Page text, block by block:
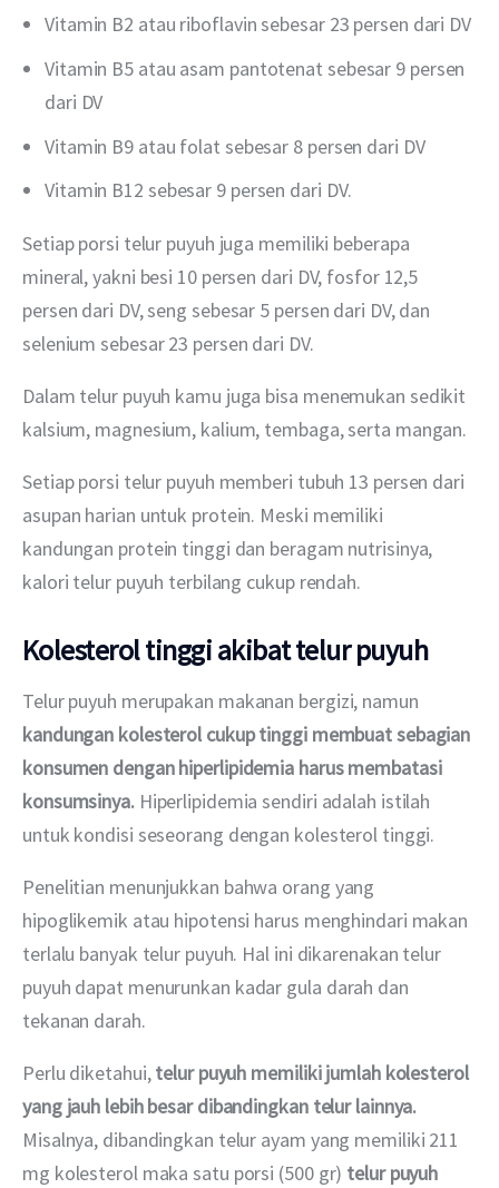
Vitamin B2 atau riboflavin sebesar 23 persen dari DV
Vitamin B5 atau asam pantotenat sebesar 9 persen
dari DV
Vitamin B9 atau folat sebesar 8 persen dari DV
Vitamin B12 sebesar 9 persen dari DV.
Setiap porsi telur puyuh juga memiliki beberapa
mineral, yakni besi 10 persen dari DV, fosfor 12,5
persen dari DV, seng sebesar 5 persen dari DV, dan
selenium sebesar 23 persen dari DV.
Dalam telur puyuh kamu juga bisa menemukan sedikit
kalsium, magnesium, kalium, tembaga, serta mangan.
Setiap porsi telur puyuh memberi tubuh 13 persen dari
asupan harian untuk protein. Meski memiliki
kandungan protein tinggi dan beragam nutrisinya,
kalori telur puyuh terbilang cukup rendah.
Kolesterol tinggi akibat telur puyuh
Telur puyuh merupakan makanan bergizi, namun
kandungan kolesterol cukup tinggi membuat sebagian
konsumen dengan hiperlipidemia harus membatasi
konsumsinya. Hiperlipidemia sendiri adalah istilah
untuk kondisi seseorang dengan kolesterol tinggi.
Penelitian menunjukkan bahwa orang yang
hipoglikemik atau hipotensi harus menghindari makan
terlalu banyak telur puyuh. Hal ini dikarenakan telur
puyuh dapat menurunkan kadar gula darah dan
tekanan darah.
Perlu diketahui, telur puyuh memiliki jumlah kolesterol
yang jauh lebih besar dibandingkan telur lainnya.
Misalnya, dibandingkan telur ayam yang memiliki 211
mg kolesterol maka satu porsi (500 gr) telur puyuh